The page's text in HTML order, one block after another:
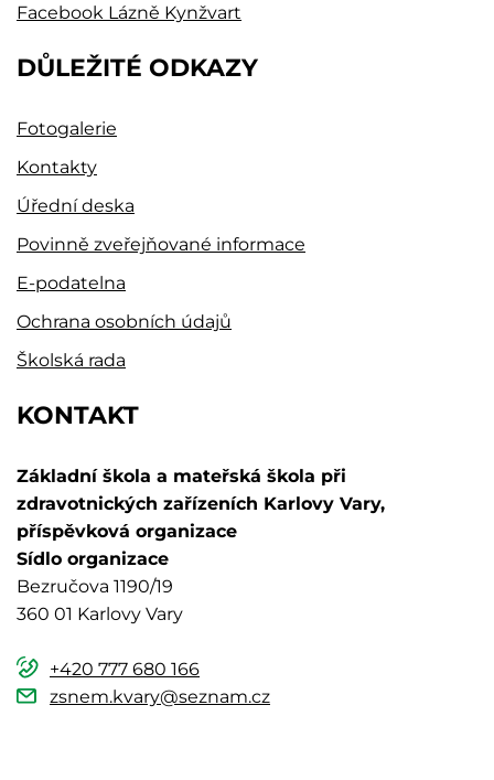
Facebook Lázně Kynžvart
DŮLEŽITÉ ODKAZY
Fotogalerie
Kontakty
Úřední deska
Povinně zveřejňované informace
E-podatelna
Ochrana osobních údajů
Školská rada
KONTAKT
Základní škola a mateřská škola při
zdravotnických zařízeních Karlovy Vary,
příspěvková organizace
Sídlo organizace
Bezručova 1190/19
360 01 Karlovy Vary
+420 777 680 166
zsnem.kvary@seznam.cz